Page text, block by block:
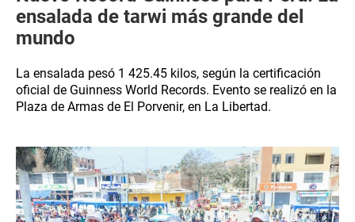
ensalada de tarwi más grande del
mundo
La ensalada pesó 1 425.45 kilos, según la certificación
oficial de Guinness World Records. Evento se realizó en la
Plaza de Armas de El Porvenir, en La Libertad.